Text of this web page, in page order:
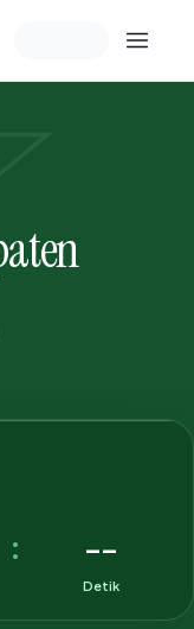
Memeriksa sesi akun
: --
Detik